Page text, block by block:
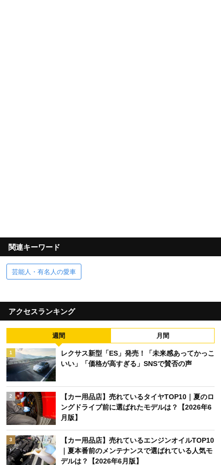
関連キーワード
芸能人・有名人の愛車
アクセスランキング
週間 月間
1
レクサス新型「ES」発売！「未来感あってかっこ
いい」「価格が高すぎる」SNSで賛否の声
2
【カー用品店】売れているタイヤTOP10｜夏のロ
ングドライブ前に選ばれたモデルは？【2026年6
月版】
3
【カー用品店】売れているエンジンオイルTOP10
｜夏本番前のメンテナンスで選ばれている人気モ
デルは？【2026年6月版】